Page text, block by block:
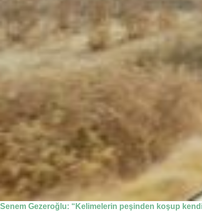
Senem Gezeroğlu: “Kelimelerin peşinden koşup